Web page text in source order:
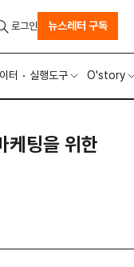
터 실행도구 O'story
로그인 뉴스레터 구독
케팅을 위한